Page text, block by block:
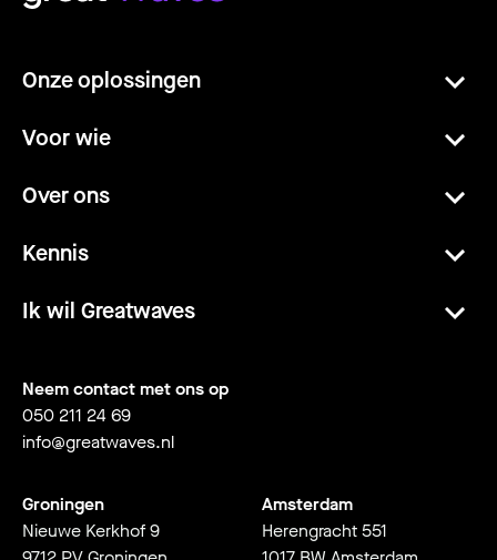
Onze oplossingen
Voor wie
Over ons
Kennis
Ik wil Greatwaves
Neem contact met ons op
050 211 24 69
info@greatwaves.nl
Groningen
Nieuwe Kerkhof 9
Amsterdam
Herengracht 551